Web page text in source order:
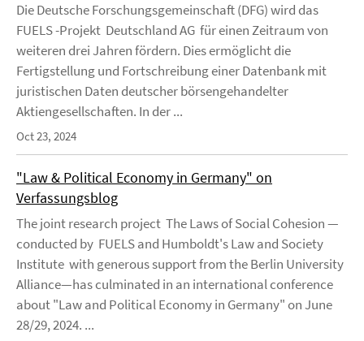
Die Deutsche Forschungsgemeinschaft (DFG) wird das
FUELS -Projekt Deutschland AG für einen Zeitraum von
weiteren drei Jahren fördern. Dies ermöglicht die
Fertigstellung und Fortschreibung einer Datenbank mit
juristischen Daten deutscher börsengehandelter
Aktiengesellschaften. In der ...
Oct 23, 2024
"Law & Political Economy in Germany" on
Verfassungsblog
The joint research project The Laws of Social Cohesion —
conducted by FUELS and Humboldt's Law and Society
Institute with generous support from the Berlin University
Alliance—has culminated in an international conference
about "Law and Political Economy in Germany" on June
28/29, 2024. ...